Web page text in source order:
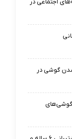
اجتماعی در
شدن گوشی در
گوشی‌های